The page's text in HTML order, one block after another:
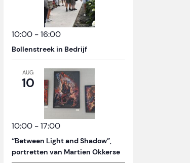
10:00 -16:00
Bollenstreek in Bedrijf
AUG
10
10:00 -17:00
“Between Light and Shadow”,
portretten van Martien Okkerse